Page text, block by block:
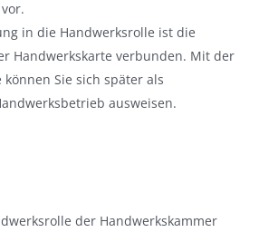
in die Handwerksrolle ist die
Handwerkskarte verbunden. Mit der
können Sie sich später als
ausweisen.
der Handwerkskammer